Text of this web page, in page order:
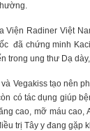
Viện Radiner Việt
đã chứng minh
trong ung thư Dạ
Vegakiss tạo nên
có tác dụng giúp
cao, mỡ máu
trị Tây y đang gặp